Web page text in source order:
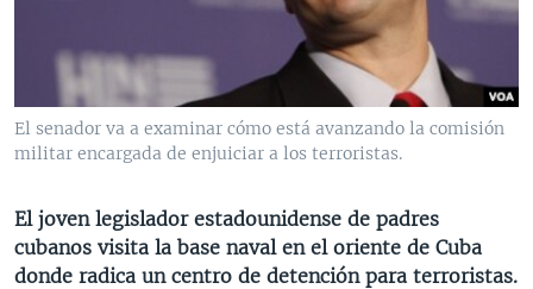
BRASIL
ENTRETENIMIENTO Y CULTURA
TECNOLOGÍA
DEPORTES
VIDEOS
FOTOGRAFÍA
AUDIOS
PROGRAMAS TV
EL MUNDO AL DÍA
FORO INTERAMERICANO
LAS CLAVES
PANORAMA
RADIO
AVANCE INFORMATIVO
BUENOS DÍAS AMÉRICA
ESTADOS UNIDOS AL DÍA
DIRECT
Learning English
El senador va a examinar cómo está avanzando la comisión
militar encargada de enjuiciar a los terroristas.
El joven legislador estadounidense de padres
cubanos visita la base naval en el oriente de Cuba
donde radica un centro de detención para terroristas.